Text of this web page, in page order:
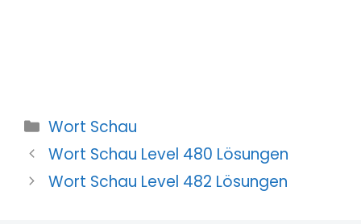
Kategorien
Wort Schau
Wort Schau Level 480 Lösungen
Wort Schau Level 482 Lösungen